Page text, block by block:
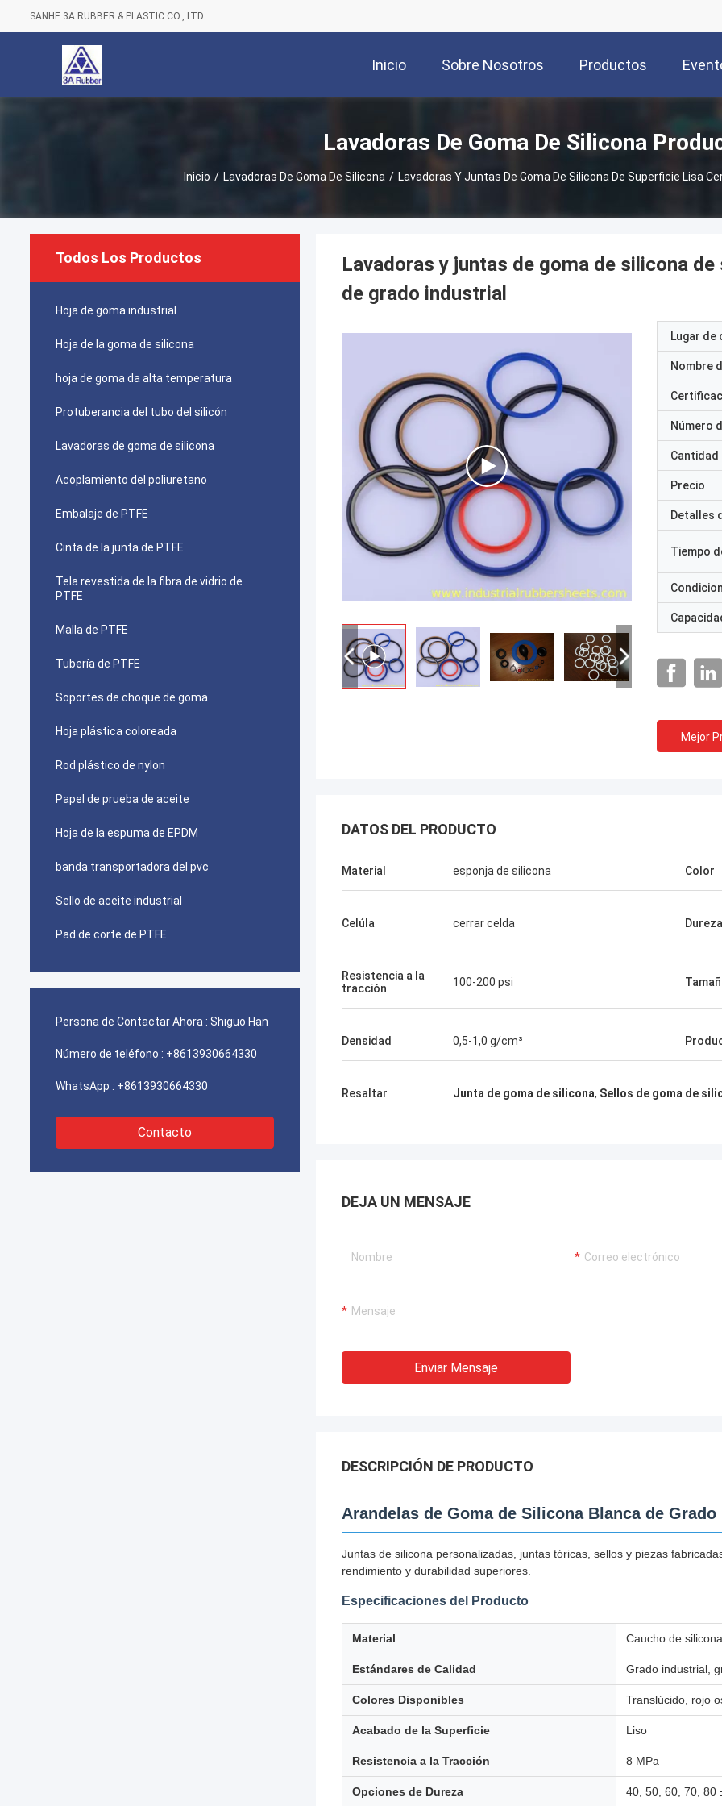
SANHE 3A RUBBER & PLASTIC CO., LTD.
Inicio Sobre Nosotros Productos
Lavadoras De Goma De Silicona
Inicio / Lavadoras De Goma De Silicona / Lavadoras Y Juntas De Goma De Silicona De Superficie Lisa
Todos Los Productos
Hoja de goma industrial
Hoja de la goma de silicona
hoja de goma da alta temperatura
Protuberancia del tubo del silicón
Lavadoras de goma de silicona
Acoplamiento del poliuretano
Embalaje de PTFE
Cinta de la junta de PTFE
Tela revestida de la fibra de vidrio de
PTFE
Malla de PTFE
Tubería de PTFE
Soportes de choque de goma
Hoja plástica coloreada
Rod plástico de nylon
Papel de prueba de aceite
Hoja de la espuma de EPDM
banda transportadora del pvc
Sello de aceite industrial
Pad de corte de PTFE
Persona de Contactar Ahora : Shiguo Han
Número de teléfono : +8613930664330
WhatsApp : +8613930664330
Contacto
Lavadoras y juntas de goma de silicona
de grado industrial
Lugar de
Nombre
Número
Cantidad
Precio
Detalles
Tiempo
Mejor
DATOS DEL PRODUCTO
Material esponja de silicona Color
Celúla cerrar celda Dureza
Resistencia a la
tracción
100-200 psi
Densidad 0,5-1,0 g/cm³
Resaltar Junta de goma de silicona, Sellos de goma de
DEJA UN MENSAJE
Enviar Mensaje
DESCRIPCIÓN DE PRODUCTO
Arandelas de Goma de Silicona Blanca de
Juntas de silicona personalizadas, juntas tóricas, sellos y piezas
rendimiento y durabilidad superiores.
Especificaciones del Producto
Material Caucho de
Estándares de Calidad Grado industrial,
Colores Disponibles Translúcido, rojo
Acabado de la Superficie Liso
Resistencia a la Tracción 8 MPa
Opciones de Dureza 40, 50, 60, 70, 80